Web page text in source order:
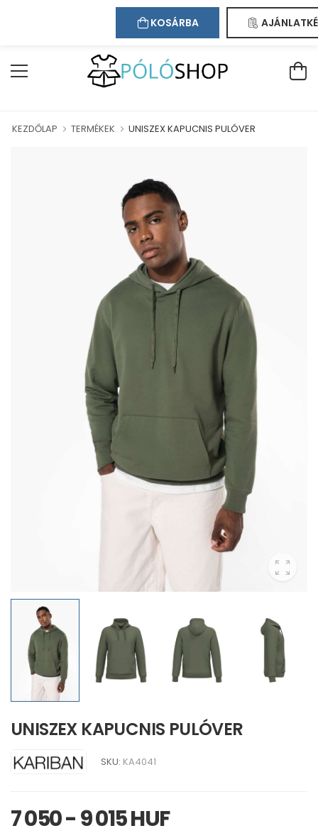
Kapcsolat Regisztráció
KEZDŐLAP TERMÉKEK UNISZEX KAPUCNIS PULÓVER
UNISZEX KAPUCNIS PULÓVER
SKU: KA4041
7 050 - 9 015 HUF
KOSÁRBA